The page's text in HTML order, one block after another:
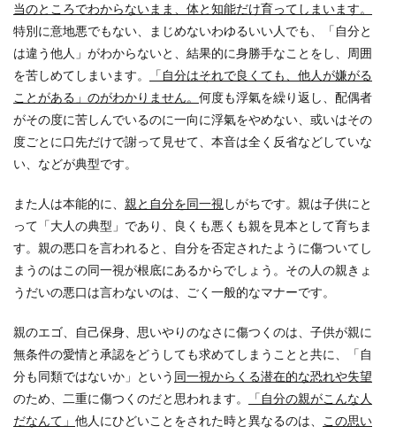
当のところでわからないまま、体と知能だけ育ってしまいます。
特別に意地悪でもない、まじめないわゆるいい人でも、「自分と
は違う他人」がわからないと、結果的に身勝手なことをし、周囲
を苦しめてしまいます。
「自分はそれで良くても、他人が嫌がる
ことがある」のがわかりません。 何度も浮氣を繰り返し、配偶者
がその度に苦しんでいるのに一向に浮氣をやめない、或いはその
度ごとに口先だけで謝って見せて、本音は全く反省などしていな
い、などが典型です。
また人は本能的に、 親と自分を同一視 しがちです。親は子供にと
って「大人の典型」であり、良くも悪くも親を見本として育ちま
す。親の悪口を言われると、自分を否定されたように傷ついてし
まうのはこの同一視が根底にあるからでしょう。その人の親きょ
うだいの悪口は言わないのは、ごく一般的なマナーです。
親のエゴ、自己保身、思いやりのなさに傷つくのは、子供が親に
無条件の愛情と承認をどうしても求めてしまうことと共に、「自
分も同類ではないか」という 同一視からくる潜在的な恐れや失望
のため、二重に傷つくのだと思われます。
「自分の親がこんな人
だなんて」 他人にひどいことをされた時と異なるのは、
この思い